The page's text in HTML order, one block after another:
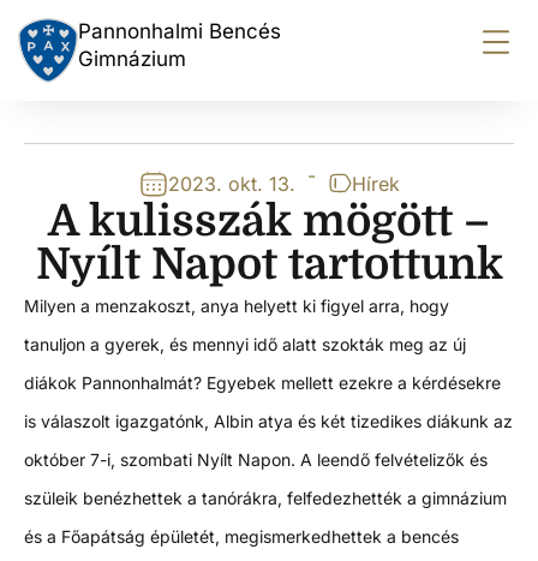
Pannonhalmi Bencés
Gimnázium
2023. okt. 13. - Hírek
A kulisszák mögött –
Nyílt Napot tartottunk
Milyen a menzakoszt, anya helyett ki figyel arra, hogy
tanuljon a gyerek, és mennyi idő alatt szokták meg az új
diákok Pannonhalmát? Egyebek mellett ezekre a kérdésekre
is válaszolt igazgatónk, Albin atya és két tizedikes diákunk az
október 7-i, szombati Nyílt Napon. A leendő felvételizők és
szüleik benézhettek a tanórákra, felfedezhették a gimnázium
és a Főapátság épületét, megismerkedhettek a bencés